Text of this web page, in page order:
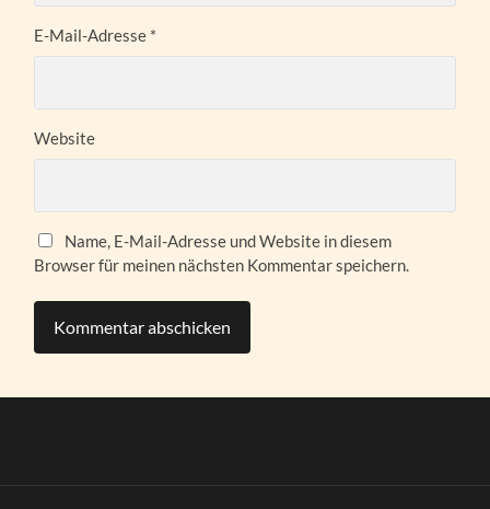
E-Mail-Adresse *
Website
Name, E-Mail-Adresse und Website in diesem
Browser für meinen nächsten Kommentar speichern.